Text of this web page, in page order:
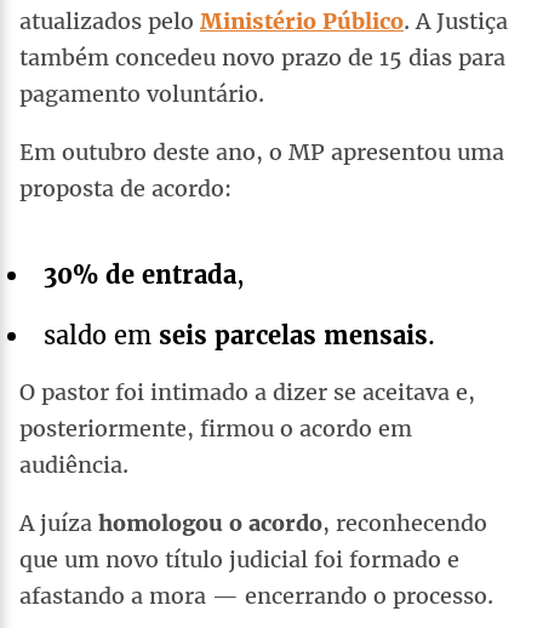
atualizados pelo Ministério Público. A Justiça
também concedeu novo prazo de 15 dias para
pagamento voluntário.
Em outubro deste ano, o MP apresentou uma
proposta de acordo:
30% de entrada,
saldo em seis parcelas mensais.
O pastor foi intimado a dizer se aceitava e,
posteriormente, firmou o acordo em
audiência.
A juíza homologou o acordo, reconhecendo
que um novo título judicial foi formado e
afastando a mora — encerrando o processo.